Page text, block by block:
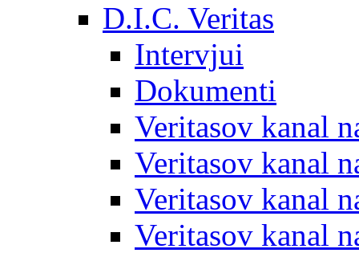
D.I.C. Veritas
Intervjui
Dokumenti
Veritasov kanal
Veritasov kanal
Veritasov kanal
Veritasov kanal